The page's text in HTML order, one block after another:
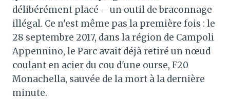
délibérément placé – un outil de braconnage
illégal. Ce n'est même pas la première fois : le
28 septembre 2017, dans la région de Campoli
Appennino, le Parc avait déjà retiré un nœud
coulant en acier du cou d'une ourse, F20
Monachella, sauvée de la mort à la dernière
minute.